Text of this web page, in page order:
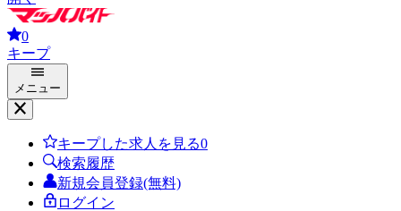
0
キープ
メニュー
キープした求人を見る0
検索履歴
新規会員登録(無料)
ログイン